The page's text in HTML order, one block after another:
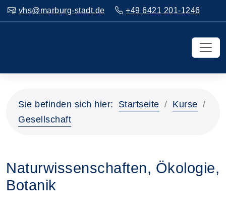
vhs@marburg-stadt.de +49 6421 201-1246
Sie befinden sich hier: Startseite
Kurse
Gesellschaft
Naturwissenschaften, Ökologie,
Botanik